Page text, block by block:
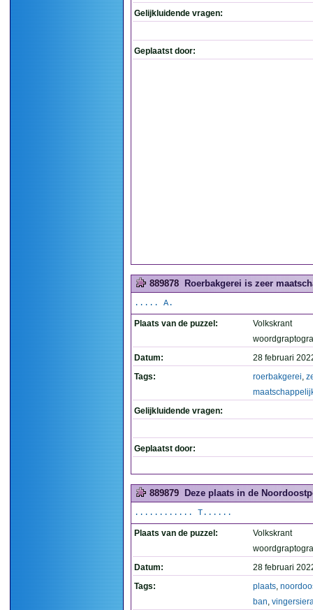
Gelijkluidende vragen:
Geplaatst door:
889878 Roerbakgerei is zeer
..... A.
Plaats van de puzzel:
Volkskrant
Datum:
28 februari
Tags:
roerbakgerei,
Gelijkluidende vragen:
Geplaatst door:
889879 Deze plaats in de
............ T......
Plaats van de puzzel:
Volkskrant
Datum:
28 februari
Tags:
plaats,
ban,